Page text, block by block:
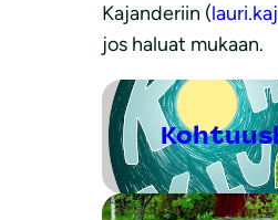
Kajanderiin (
jos haluat mukaan.